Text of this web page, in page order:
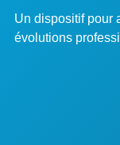
Un dispositif pour
évolutions